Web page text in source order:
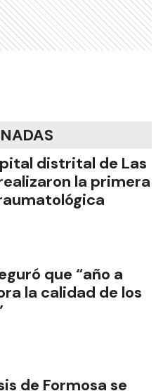
distrital de Las
la primera
que “año a
la calidad de los
de Formosa se